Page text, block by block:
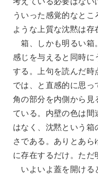
ういった感覚的なと
ような上質な沈黙は存
箱、しかも明るい箱
感じを与えると同時
する。上句を読んだ
では、と直感的に思
角の部分を内側から
ている。内壁の色は
はなく、沈黙という
さである。ありとあ
に存在するだけ。ただ
いよいよ蓋を開ける